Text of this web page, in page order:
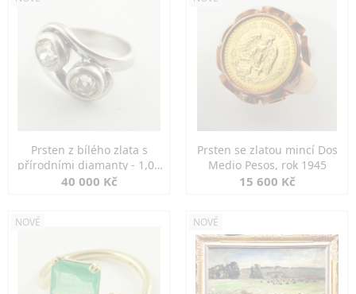
Prsten z bílého zlata s
přírodními diamanty - 1,00
ct
40 000 Kč
Prsten se zlatou mincí Dos
Medio Pesos, rok 1945
15 600 Kč
NOVÉ NOVÉ